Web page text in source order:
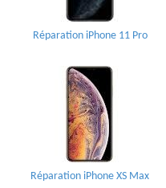
Réparation iPhone 11 Pro
Réparation iPhone XS Max